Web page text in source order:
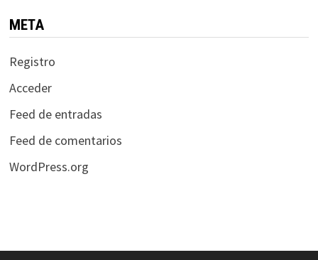
META
Registro
Acceder
Feed de entradas
Feed de comentarios
WordPress.org